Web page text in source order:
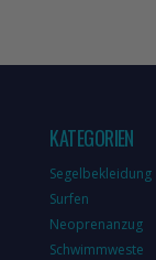
KATEGORIEN
Segelbekleidung
Surfen
Neoprenanzug
Schwimmweste